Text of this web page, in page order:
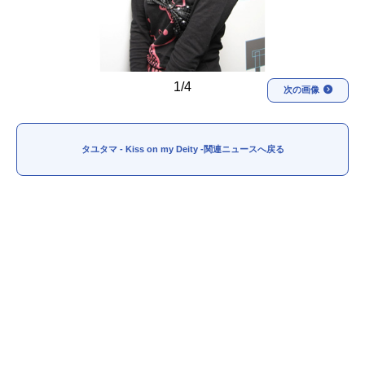
FOLLOW US
1/4 次の画像
タユタマ - Kiss on my Deity -関連ニュースへ戻る